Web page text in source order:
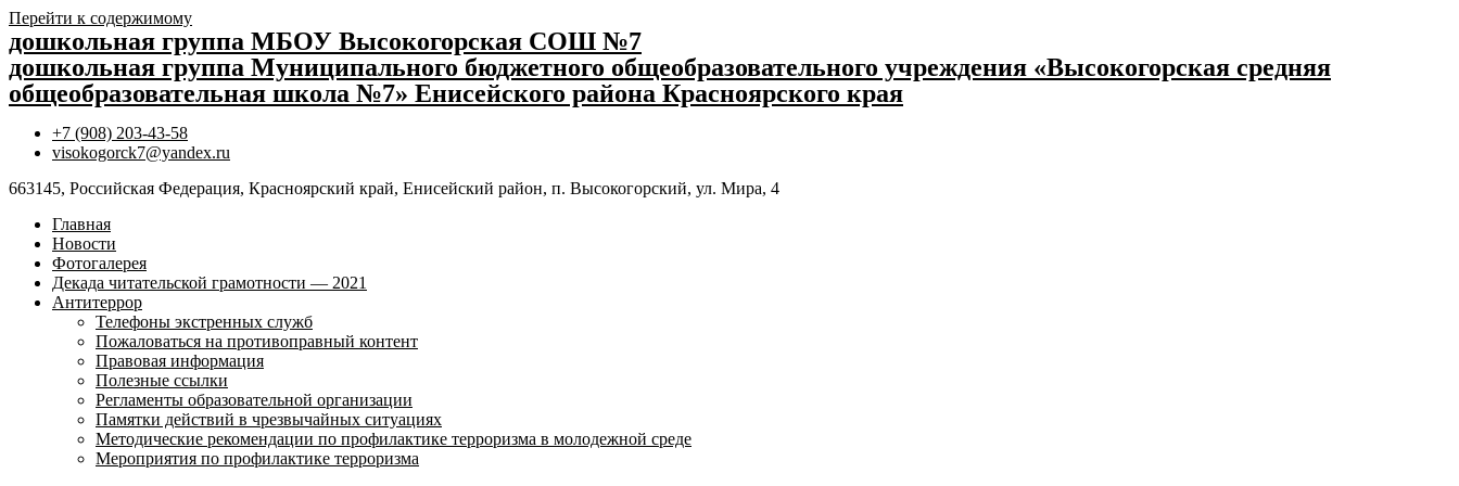
Перейти к содержимому
дошкольная группа МБОУ Высокогорская СОШ №7
дошкольная группа Муниципального бюджетного общеобразовательного учреждения «Высокогорская средняя
общеобразовательная школа №7» Енисейского района Красноярского края
+7 (908) 203-43-58
visokogorck7@yandex.ru
663145, Российская Федерация, Красноярский край, Енисейский район, п. Высокогорский, ул. Мира, 4
Главная
Новости
Фотогалерея
Декада читательской грамотности — 2021
Антитеррор
Телефоны экстренных служб
Пожаловаться на противоправный контент
Правовая информация
Полезные ссылки
Регламенты образовательной организации
Памятки действий в чрезвычайных ситуациях
Методические рекомендации по профилактике терроризма в молодежной среде
Мероприятия по профилактике терроризма